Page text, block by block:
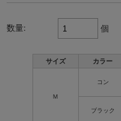
数量: 個
サイズ カラー
Ｍ
コン
ブラック